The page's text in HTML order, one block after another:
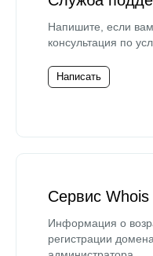
Напишите, если
консультация по
Написать
Сервис Whois
Информация о
регистрации